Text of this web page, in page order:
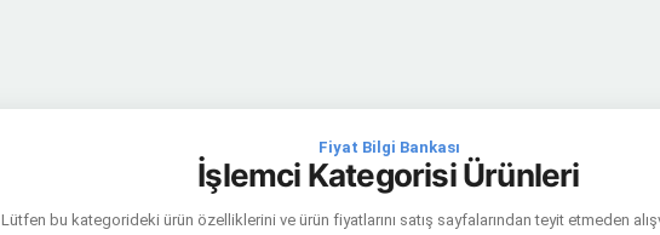
Fiyat Bilgi Bankası
İşlemci Kategorisi Ürünleri
Lütfen bu kategorideki ürün özelliklerini ve ürün fiyatlarını satış sayfalarından teyit etmeden